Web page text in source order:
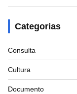
Categorias
Consulta
Cultura
Documento